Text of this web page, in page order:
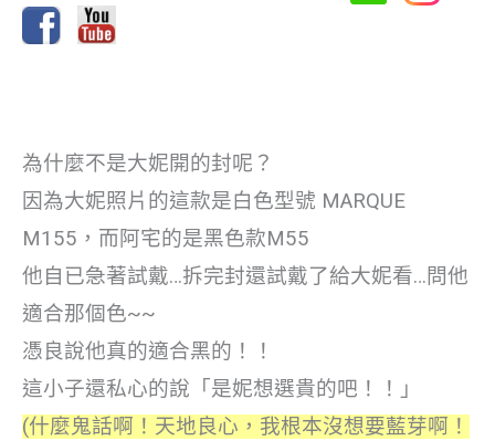
為什麼不是大妮開的封呢？
因為大妮照片的這款是白色型號 MARQUE
M155，而阿宅的是黑色款M55
他自已急著試戴…拆完封還試戴了給大妮看…問他
適合那個色~~
憑良說他真的適合黑的！！
這小子還私心的說「是妮想選貴的吧！！」
(什麼鬼話啊！天地良心，我根本沒想要藍芽啊！